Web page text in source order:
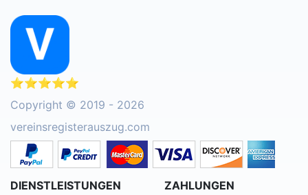
⭐⭐⭐⭐⭐
Copyright © 2019 - 2026
vereinsregisterauszug.com
DIENSTLEISTUNGEN
ZAHLUNGEN